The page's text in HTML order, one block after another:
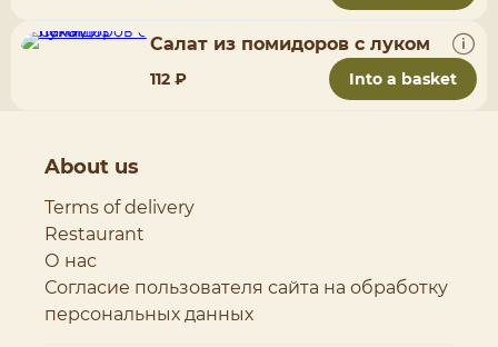
Салат из помидоров с луком
112 ₽ Into a basket
About us
Terms of delivery
Restaurant
О нас
Согласие пользователя сайта на обработку
персональных данных